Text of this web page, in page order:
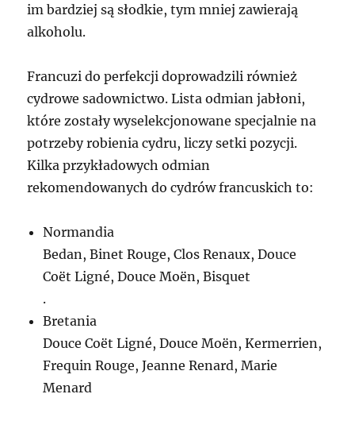
im bardziej są słodkie, tym mniej zawierają
alkoholu.
Francuzi do perfekcji doprowadzili również
cydrowe sadownictwo. Lista odmian jabłoni,
które zostały wyselekcjonowane specjalnie na
potrzeby robienia cydru, liczy setki pozycji.
Kilka przykładowych odmian
rekomendowanych do cydrów francuskich to:
Normandia
Bedan, Binet Rouge, Clos Renaux, Douce
Coët Ligné, Douce Moën, Bisquet
.
Bretania
Douce Coët Ligné, Douce Moën, Kermerrien,
Frequin Rouge, Jeanne Renard, Marie
Menard